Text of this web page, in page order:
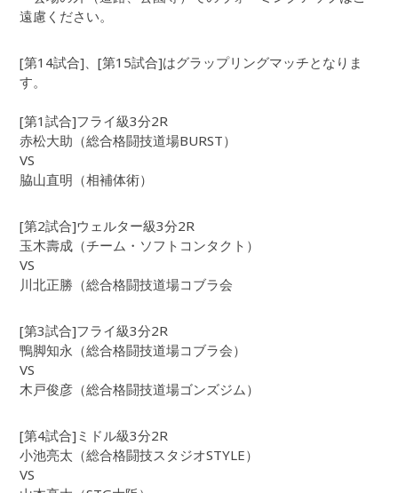
遠慮ください。
[第14試合]、[第15試合]はグラップリングマッチとなりま
す。
[第1試合]フライ級3分2R
赤松大助（総合格闘技道場BURST）
VS
脇山直明（相補体術）
[第2試合]ウェルター級3分2R
玉木壽成（チーム・ソフトコンタクト）
VS
川北正勝（総合格闘技道場コブラ会
[第3試合]フライ級3分2R
鴨脚知永（総合格闘技道場コブラ会）
VS
木戸俊彦（総合格闘技道場ゴンズジム）
[第4試合]ミドル級3分2R
小池亮太（総合格闘技スタジオSTYLE）
VS